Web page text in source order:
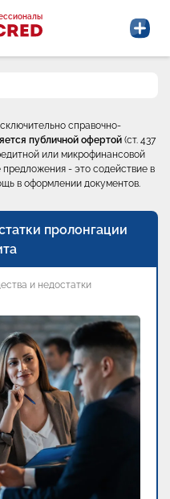
профессионалы
справочно-
публичной офертой (ст. 437
или микрофинансовой
- это содействие в
в оформлении документов.
пролонгации
и недостатки